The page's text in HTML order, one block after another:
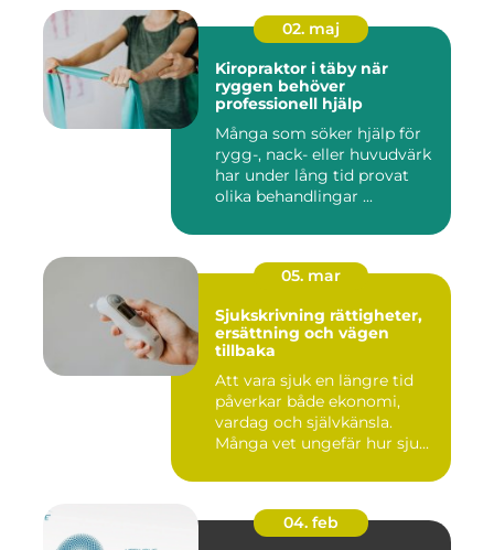
02. maj
Kiropraktor i täby när
ryggen behöver
professionell hjälp
Många som söker hjälp för
rygg-, nack- eller huvudvärk
har under lång tid provat
olika behandlingar ...
05. mar
Sjukskrivning rättigheter,
ersättning och vägen
tillbaka
Att vara sjuk en längre tid
påverkar både ekonomi,
vardag och självkänsla.
Många vet ungefär hur sju...
04. feb